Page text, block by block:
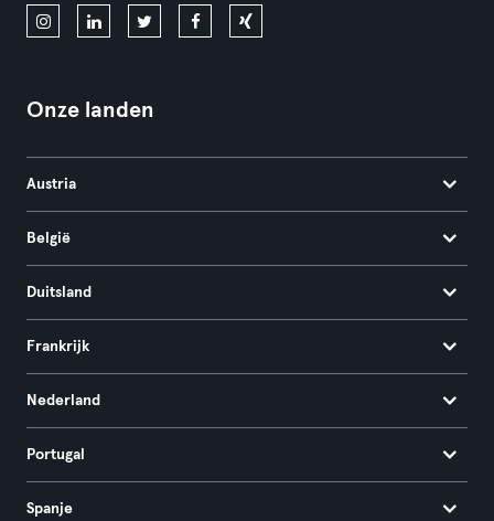
Onze landen
Austria
België
Duitsland
Frankrijk
Nederland
Portugal
Spanje